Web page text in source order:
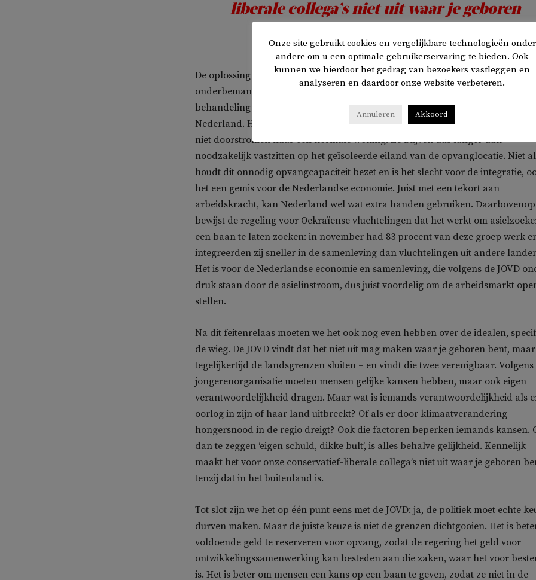
liberale collega’s niet uit waar je geboren
De oplossing ligt naast voldoende opvang, ook bij genoeg doorstroom. Naast
onderbemande Immigratie- en Naturalisatiedienst (IND), wat zorgt voor
behandeling van asielaanvragen, mogen asielzoekers ook geen baan zoeken in
Nederland. Hierdoor komen zij niet in interactie met de samenleving en
niet doorstromen naar een normale woning. Ze blijven dus langer dan
noodzakelijk vastzitten op het geïsoleerde eiland van de opvanglocatie. Niet
houdt dit onnodig opvangcapaciteit bezet en is het slecht voor de integratie,
het een gemis voor de Nederlandse economie. Juist met een tekort aan
arbeidskracht, kan Nederland wel wat extra handen gebruiken. Daarbovenop
bewijst de regeling voor Oekraïense vluchtelingen dat het werkt om
een baan te laten zoeken: in november had 83 procent van deze groep werk
integreerden zij sneller in de samenleving dan vluchtelingen uit andere
Het is voor de Nederlandse economie en samenleving, die volgens de JOVD
druk staan door de asielinstroom, dus juist voordelig om de arbeidsmarkt
stellen.
Na dit feitenrelaas moeten we het ook nog even hebben over de idealen,
de wieg. De JOVD vindt dat het niet uit mag maken waar je geboren bent,
tegelijkertijd de landsgrenzen sluiten – en vindt die twee verenigbaar. Volgens
jongerenorganisatie moeten mensen gelijke kansen hebben, maar ook eigen
verantwoordelijkheid dragen. Maar wat is iemands verantwoordelijkheid als
oorlog in zijn of haar land uitbreekt? Of als er door klimaatverandering
hongersnood in de regio dreigt? Ook die factoren beperken iemands kansen.
dan te zeggen ‘eigen schuld, dikke bult’, is alles behalve gelijkheid. Kennelijk
maakt het voor onze conservatief-liberale collega’s niet uit waar je geboren
tenzij dat in het buitenland is.
Tot slot zijn we het op één punt eens met de JOVD: ja, de politiek moet echte
durven maken. Maar de juiste keuze is niet de grenzen dichtgooien. Het is
voldoende geld te reserveren voor opvang, zodat de regering het geld voor
ontwikkelingssamenwerking kan besteden aan die zaken, waar het voor
is. Het is beter om mensen een kans op een baan te geven, zodat ze niet in de
Onze site gebruikt cookies en vergelijkbare technologieën onder
andere om u een optimale gebruikerservaring te bieden. Ook
kunnen we hierdoor het gedrag van bezoekers vastleggen en
analyseren en daardoor onze website verbeteren.
Annuleren Akkoord